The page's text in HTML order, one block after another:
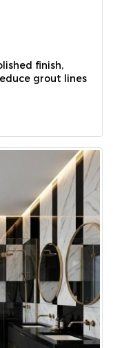
finish,
grout lines